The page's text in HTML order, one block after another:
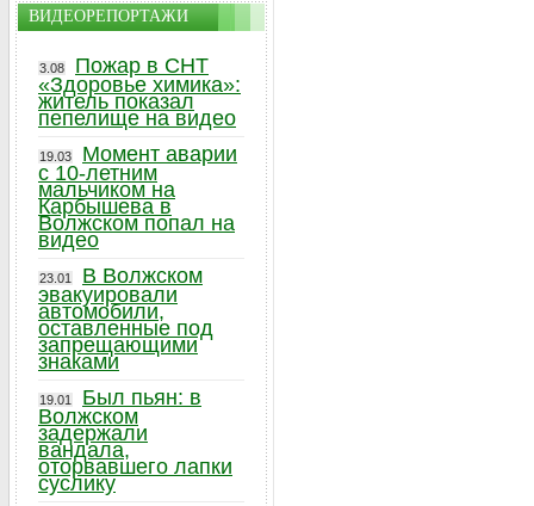
ВИДЕОРЕПОРТАЖИ
3.08
Пожар в СНТ
«Здоровье химика»:
житель показал
пепелище на видео
19.03
Момент аварии
с 10-летним
мальчиком на
Карбышева в
Волжском попал на
видео
23.01
В Волжском
эвакуировали
автомобили,
оставленные под
запрещающими
знаками
19.01
Был пьян: в
Волжском
задержали
вандала,
оторвавшего лапки
суслику